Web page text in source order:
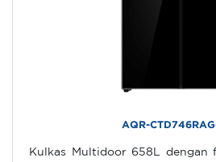
AQR-
Kulkas Multidoor 658L dengan